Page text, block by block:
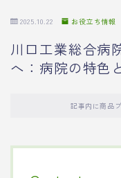
2025.10.22 お役立ち情報
川口工業総合病
へ：病院の特色
記事内に商品